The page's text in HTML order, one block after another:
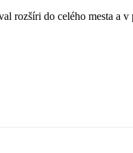
do celého mesta a